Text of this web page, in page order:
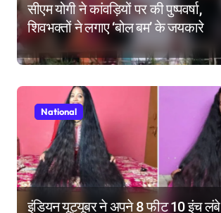
सीएम योगी ने कांवड़ियों पर की पुष्पवर्षा,
शिवभक्तों ने लगाए ‘बोल बम’ के जयकारे
National
इंडियन यूट्यूबर ने अपने 8 फीट 10 इंच लंबे